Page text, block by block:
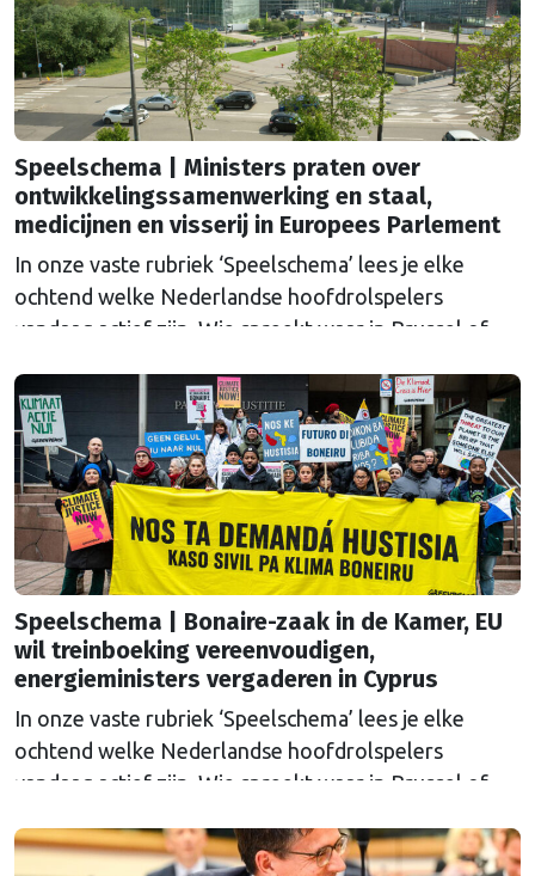
Speelschema | Ministers praten over
ontwikkelingssamenwerking en staal,
medicijnen en visserij in Europees Parlement
In onze vaste rubriek ‘Speelschema’ lees je elke
ochtend welke Nederlandse hoofdrolspelers
vandaag actief zijn. Wie spreekt waar in Brussel of
agenda?
Speelschema | Bonaire-zaak in de Kamer, EU
wil treinboeking vereenvoudigen,
energieministers vergaderen in Cyprus
In onze vaste rubriek ‘Speelschema’ lees je elke
ochtend welke Nederlandse hoofdrolspelers
vandaag actief zijn. Wie spreekt waar in Brussel of
agenda?